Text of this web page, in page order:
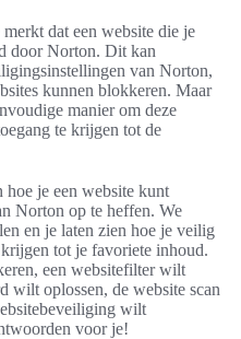
dat een website die je
door Norton. Dit kan
van Norton,
kunnen blokkeren. Maar
manier om deze
te krijgen tot de
hoe je een website kunt
Norton op te heffen. We
en je laten zien hoe je veilig
tot je favoriete inhoud.
een websitefilter wilt
wilt oplossen, de website scan
wilt
voor je!